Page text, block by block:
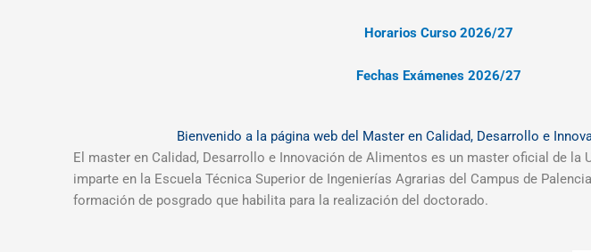
Horarios Curso 2026/27
Fechas Exámenes 2026/27
Bienvenido a la página web del Master en Calidad, Desarrollo e
El master en Calidad, Desarrollo e Innovación de Alimentos es un master oficial de la
imparte en la Escuela Técnica Superior de Ingenierías Agrarias del Campus de
formación de posgrado que habilita para la realización del doctorado.